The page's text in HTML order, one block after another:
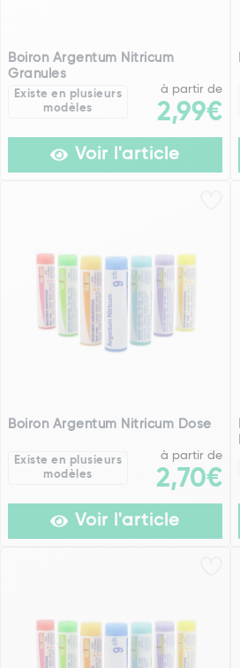
Boiron Argentum Nitricum
Granules
Existe en plusieurs
modèles
à partir de
2,99€
Voir l'article
Boiron Argentum Nitricum Dose
Existe en plusieurs
modèles
à partir de
2,70€
Voir l'article